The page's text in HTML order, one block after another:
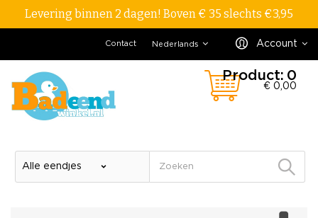
Levering binnen 2 dagen! Boven € 35 slechts €3,95
Account
Nederlands
Contact
Product: 0
€ 0,00